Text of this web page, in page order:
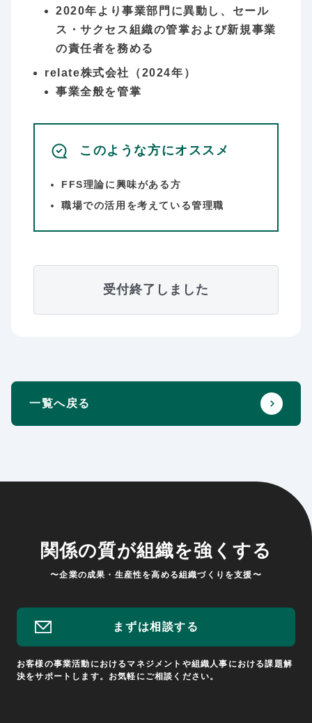
2020年より事業部門に異動し、セール
ス・サクセス組織の管掌および新規事業
の責任者を務める
relate株式会社（2024年）
事業全般を管掌
このような方にオススメ
FFS理論に興味がある方
職場での活用を考えている管理職
受付終了しました
一覧へ戻る
関係の質が組織を強くする
〜企業の成果・生産性を高める組織づくりを支援〜
まずは相談する
お客様の事業活動におけるマネジメントや組織人事における課題解
決をサポートします。お気軽にご相談ください。